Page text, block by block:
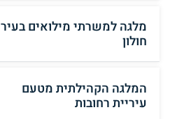
מלגה למשרתי מילואים בעיר
חולון
המלגה הקהילתית מטעם
עיריית רחובות